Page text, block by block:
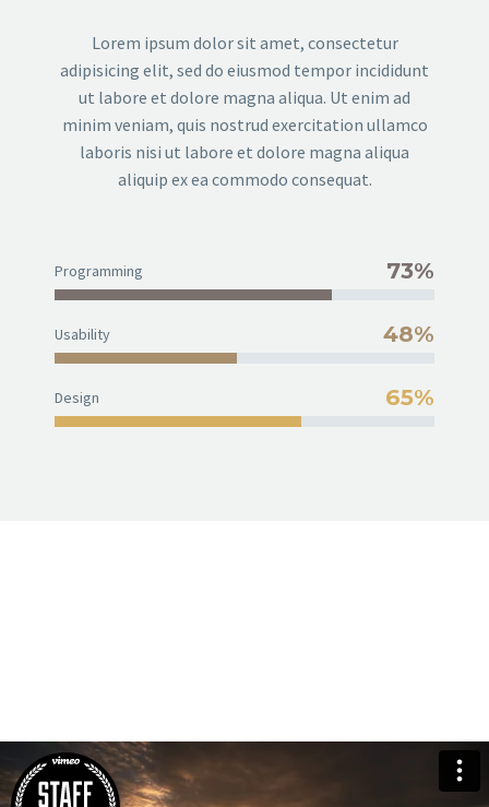
Lorem ipsum dolor sit amet, consectetur
adipisicing elit, sed do eiusmod tempor incididunt
ut labore et dolore magna aliqua. Ut enim ad
minim veniam, quis nostrud exercitation ullamco
laboris nisi ut labore et dolore magna aliqua
aliquip ex ea commodo consequat.
Programming 73%
Usability 48%
Design 65%